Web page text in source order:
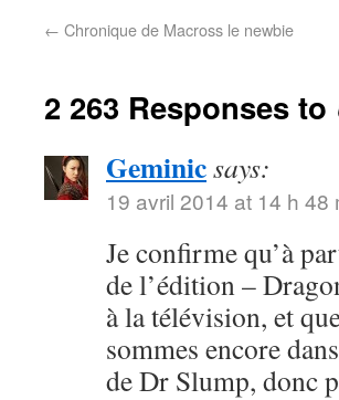
← Chronique de Macross le newbie
2 263 Responses to
Geminicsays:
19 avril 2014 at 14 h 48
Je confirme qu’à
de l’édition –
à la télévision, et
sommes encore
de Dr Slump, donc